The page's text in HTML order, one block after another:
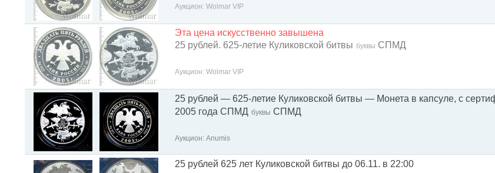
Аукцион: Wolmar VIP
Эта цена искусственно завышена
25 рублей. 625-летие Куликовской битвы буквы СПМД
Аукцион: Wolmar VIP
25 рублей — 625-летие Куликовской битвы — Монета в капсуле, с
2005 года СПМД буквы СПМД
Аукцион: Anumis
25 рублей 625 лет Куликовской битвы до 06.11. в 22:00